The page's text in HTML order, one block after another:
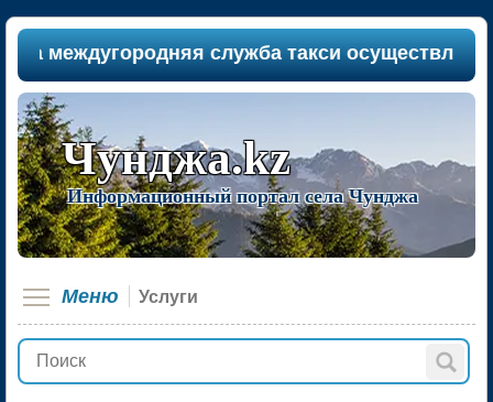
междугородняя служба такси осуществляет
Чунджа.kz
Информационный портал села Чунджа
Меню Услуги